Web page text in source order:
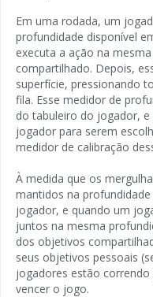
Em uma rodada, um
profundidade disponível
executa a ação na
compartilhado. Depois,
superfície, pressionando
fila. Esse medidor de
do tabuleiro do jogador,
jogador para serem
medidor de calibração
À medida que os
mantidos na
jogador, e quando um
juntos na mesma
dos objetivos
seus objetivos pessoais
jogadores estão
vencer o jogo.